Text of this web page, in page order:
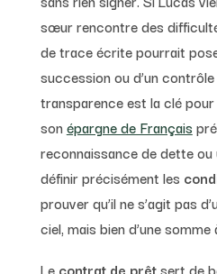
sœur rencontre des
de trace écrite pourrait
succession ou d’un
transparence est la clé
son épargne de Français
reconnaissance de dette
définir précisément les
prouver qu’il ne s’agit pas
ciel, mais bien d’une somme
Le contrat de prêtsert de